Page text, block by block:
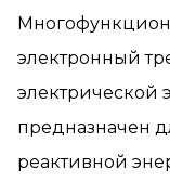
электронный
электрической
предназначен
реактивной